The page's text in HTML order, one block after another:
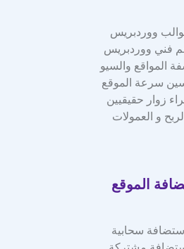
ووردبريس
فني ووردبريس
المواقع والسيو
سرعة الموقع
زوار حقيقيين
الربح و العمولات
الموقع
استضافة سحابية